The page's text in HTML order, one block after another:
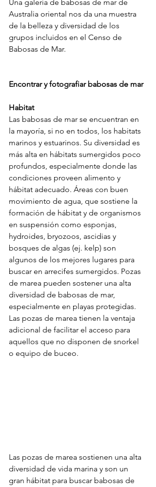
Una galería de babosas de mar de
Australia oriental nos da una muestra
de la belleza y diversidad de los
grupos incluidos en el Censo de
Babosas de Mar.
Encontrar y fotografiar babosas de mar
Habitat
Las babosas de mar se encuentran en
la mayoría, si no en todos, los habitats
marinos y estuarinos. Su diversidad es
más alta en hábitats sumergidos poco
profundos, especialmente donde las
condiciones proveen alimento y
hábitat adecuado. Áreas con buen
movimiento de agua, que sostiene la
formación de hábitat y de organismos
en suspensión como esponjas,
hydroides, bryozoos, ascidias y
bosques de algas (ej. kelp) son
algunos de los mejores lugares para
buscar en arrecifes sumergidos. Pozas
de marea pueden sostener una alta
diversidad de babosas de mar,
especialmente en playas protegidas.
Las pozas de marea tienen la ventaja
adicional de facilitar el acceso para
aquellos que no disponen de snorkel
o equipo de buceo.
Las pozas de marea sostienen una alta
diversidad de vida marina y son un
gran hábitat para buscar babosas de